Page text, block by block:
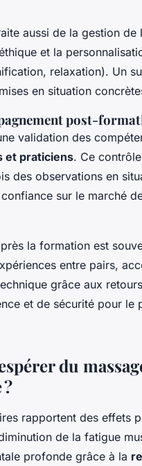
aussi de la gestion
et la
relaxation). Un
en situation
post-
validation des
et praticiens. Ce
des observations en
sur le marché
la formation est
entre pairs,
grâce aux
et de sécurité pour
du
rapportent des effets
de la fatigue
profonde grâce à la